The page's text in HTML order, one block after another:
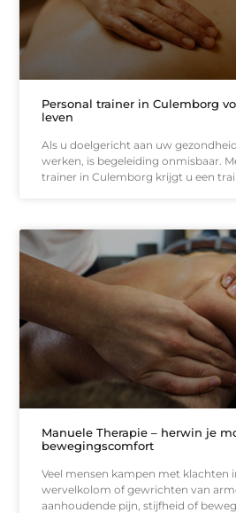
Personal trainer in Culemborg
leven
Als u doelgericht aan uw
werken, is begeleiding onmisbaar.
trainer in Culemborg krijgt u een
Manuele Therapie – herwin je
bewegingscomfort
Veel mensen kampen met klachten
wervelkolom of gewrichten van
aanhoudende pijn, stijfheid of